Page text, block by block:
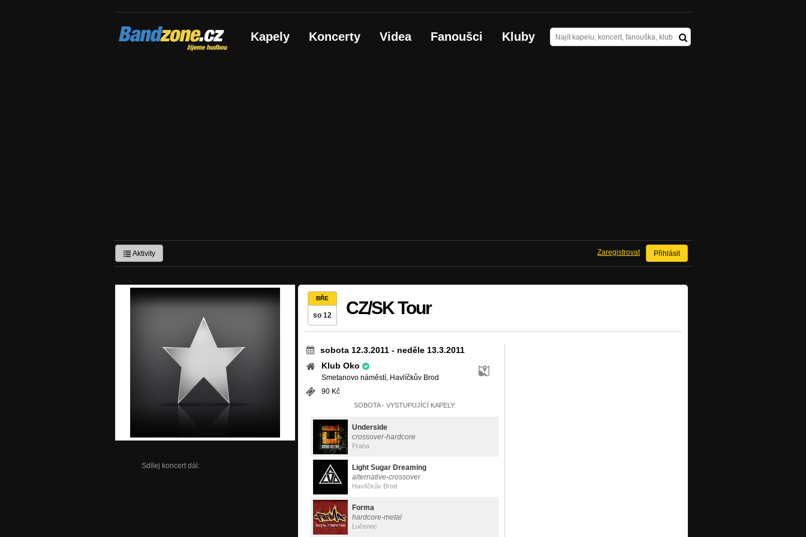
Bandzone.cz
žijeme hudbou Kapely Koncerty Videa Fanoušci Kluby
Aktivity Přihlásit
Zaregistrovat
Sdílej koncert dál:
BŘE
so 12 CZ/SK Tour
sobota 12.3.2011 - neděle 13.3.2011
Klub Oko
Smetanovo náměstí, Havlíčkův Brod
90 Kč
SOBOTA - VYSTUPUJÍCÍ KAPELY:
Underside
crossover-hardcore
Praha
Light Sugar Dreaming
alternative-crossover
Havlíčkův Brod
Forma
hardcore-metal
Lučenec